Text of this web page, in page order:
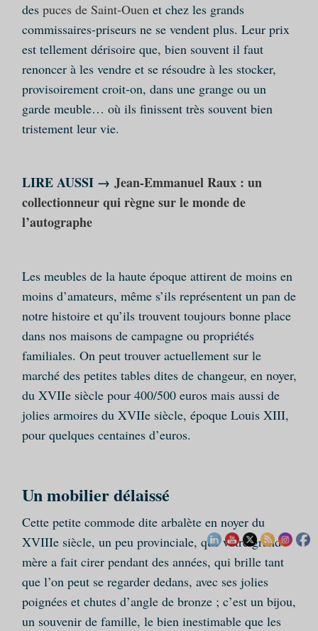
des puces de Saint-Ouenet chez les grands
commissaires-priseurs ne se vendent plus. Leur prix
est tellement dérisoire que, bien souvent il faut
renoncer à les vendre et se résoudre à les stocker,
provisoirement croit-on, dans une grange ou un
garde meuble… où ils finissent très souvent bien
tristement leur vie.
LIRE AUSSI → Jean-Emmanuel Raux : un
collectionneur qui règne sur le monde de
l’autographe
Les meubles de la haute époque attirent de moins en
moins d’amateurs, même s’ils représentent un pan de
notre histoire et qu’ils trouvent toujours bonne place
dans nos maisons de campagne ou propriétés
familiales. On peut trouver actuellement sur le
marché des petites tables dites de changeur, en noyer,
du XVIIe siècle pour 400/500 euros mais aussi de
jolies armoires du XVIIe siècle, époque Louis XIII,
pour quelques centaines d’euros.
Un mobilier délaissé
Cette petite commode dite arbalète en noyer du
XVIIIe siècle, un peu provinciale, que votre grand-
mère a fait cirer pendant des années, qui brille tant
que l’on peut se regarder dedans, avec ses jolies
poignées et chutes d’angle de bronze ; c’est un bijou,
un souvenir de famille, le bien inestimable que les